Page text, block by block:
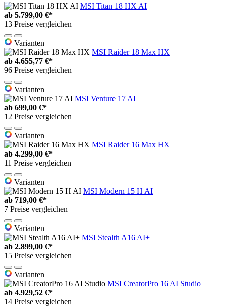
MSI Titan 18 HX AI
ab 5.799,00 €*
13 Preise vergleichen
Varianten
MSI Raider 18 Max HX
ab 4.655,77 €*
96 Preise vergleichen
Varianten
MSI Venture 17 AI
ab 699,00 €*
12 Preise vergleichen
Varianten
MSI Raider 16 Max HX
ab 4.299,00 €*
11 Preise vergleichen
Varianten
MSI Modern 15 H AI
ab 719,00 €*
7 Preise vergleichen
Varianten
MSI Stealth A16 AI+
ab 2.899,00 €*
15 Preise vergleichen
Varianten
MSI CreatorPro 16 AI Studio
ab 4.929,52 €*
14 Preise vergleichen